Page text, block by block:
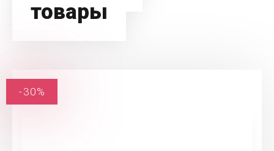
товары
-30%